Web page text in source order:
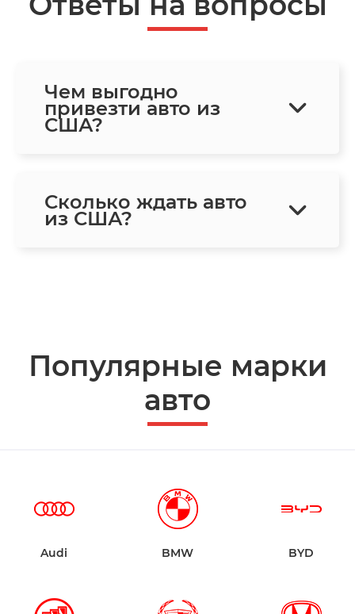
Чем выгодно
привезти авто из
США?
Сколько ждать авто
из США?
Популярные марки
авто
Audi BMW BYD